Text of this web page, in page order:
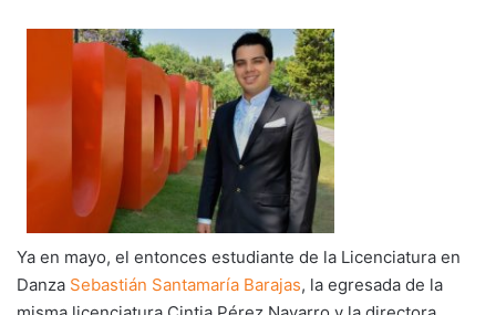
Ya en mayo, el entonces estudiante de la Licenciatura en
Danza Sebastián Santamaría Barajas, la egresada de la